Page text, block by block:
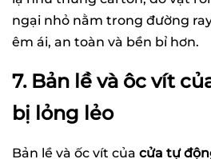
ngại nhỏ nằm trong đường
êm ái, an toàn và bền bỉ hơn.
7. Bản lề và ôc vít
bị lỏng lẻo
Bản lề và ốc vít của cửa tự